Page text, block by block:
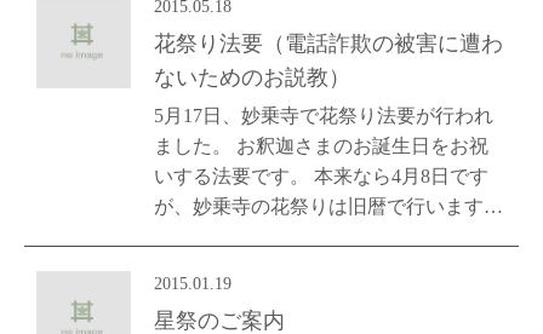
2015.05.18
花祭り法要（電話詐欺の被害に遭わ
ないためのお説教）
5月17日、妙乗寺で花祭り法要が行われ
ました。 お釈迦さまのお誕生日をお祝
いする法要です。 本来なら4月8日です
が、妙乗寺の花祭りは旧暦で行います…
2015.01.19
星祭のご案内